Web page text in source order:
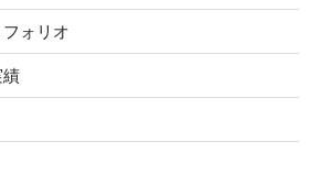
ォリオ
績